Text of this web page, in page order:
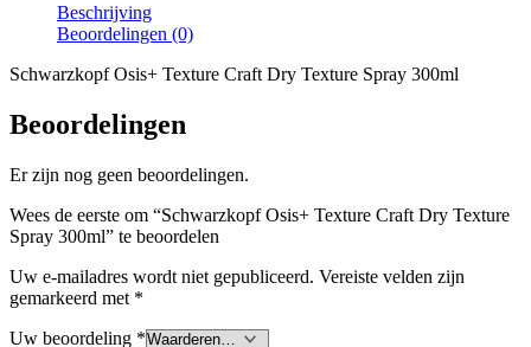
Beschrijving
Beoordelingen (0)
Schwarzkopf Osis+ Texture Craft Dry Texture Spray 300ml
Beoordelingen
Er zijn nog geen beoordelingen.
Wees de eerste om “Schwarzkopf Osis+ Texture Craft Dry Texture
Spray 300ml” te beoordelen
Uw e-mailadres wordt niet gepubliceerd. Vereiste velden zijn
gemarkeerd met *
Uw beoordeling *